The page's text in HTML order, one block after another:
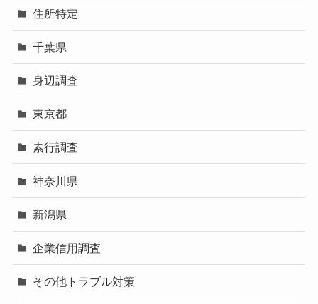
住所特定
千葉県
身辺調査
東京都
素行調査
神奈川県
新潟県
企業信用調査
その他トラブル対策